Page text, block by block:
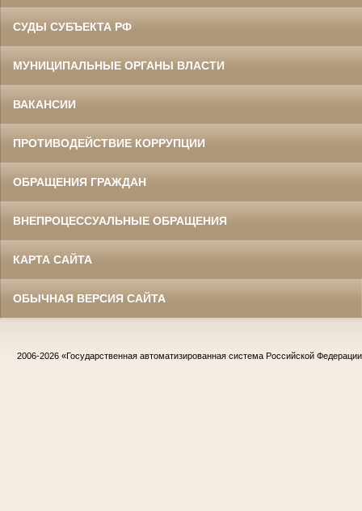
СУДЫ СУБЪЕКТА РФ
МУНИЦИПАЛЬНЫЕ ОРГАНЫ ВЛАСТИ
ВАКАНСИИ
ПРОТИВОДЕЙСТВИЕ КОРРУПЦИИ
ОБРАЩЕНИЯ ГРАЖДАН
ВНЕПРОЦЕССУАЛЬНЫЕ ОБРАЩЕНИЯ
КАРТА САЙТА
ОБЫЧНАЯ ВЕРСИЯ САЙТА
2006-2026 «Государственная автоматизированная система Российской